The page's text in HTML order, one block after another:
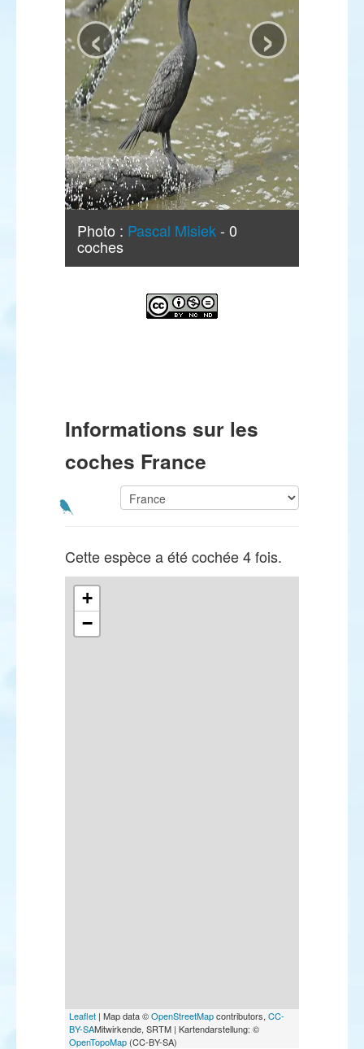
Photo : Pascal Misiek - 0
coches
‹ ›
Informations sur les
coches France
Cette espèce a été cochée 4 fois.
+
−
Leaflet | Map data ©OpenStreetMapcontributors, CC-
BY-SAMitwirkende, SRTM | Kartendarstellung: ©
OpenTopoMap (CC-BY-SA)